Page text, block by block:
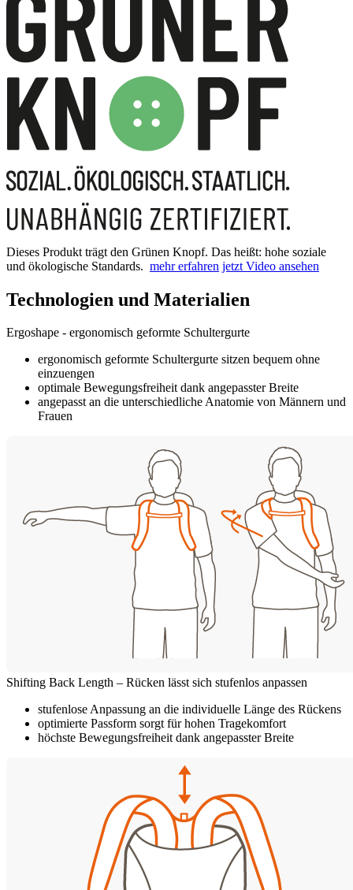
Dieses Produkt trägt den Grünen Knopf. Das heißt: hohe soziale
und ökologische Standards. mehr erfahren jetzt Video ansehen
Technologien und Materialien
Ergoshape - ergonomisch geformte Schultergurte
ergonomisch geformte Schultergurte sitzen bequem ohne
einzuengen
optimale Bewegungsfreiheit dank angepasster Breite
angepasst an die unterschiedliche Anatomie von Männern und
Frauen
Shifting Back Length – Rücken lässt sich stufenlos anpassen
stufenlose Anpassung an die individuelle Länge des Rückens
optimierte Passform sorgt für hohen Tragekomfort
höchste Bewegungsfreiheit dank angepasster Breite